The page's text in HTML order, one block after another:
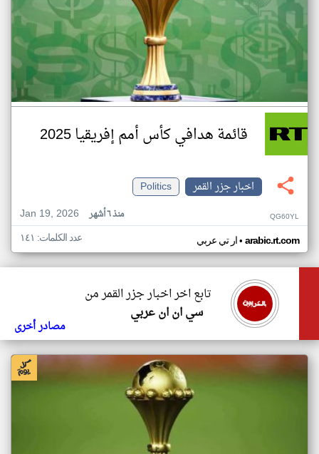
قائمة هدافي كأس أمم إفريقيا 2025
اخبار جزر القمر
Politics
Jan 19, 2026
منذ ٦ أشهر QG60YL
ار تي عربي• arabic.rt.com عدد الكلمات: ١٤١
تابع اخر اخبار جزر القمر من
سي ان ان عربي
مصادر أخرى